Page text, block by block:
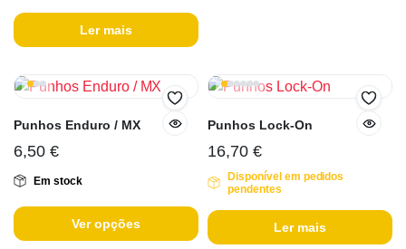
Ler mais
Punhos Enduro / MX
6,50 €
Em stock
Ver opções
Punhos Lock-On
16,70 €
Disponível em pedidos
pendentes
Ler mais